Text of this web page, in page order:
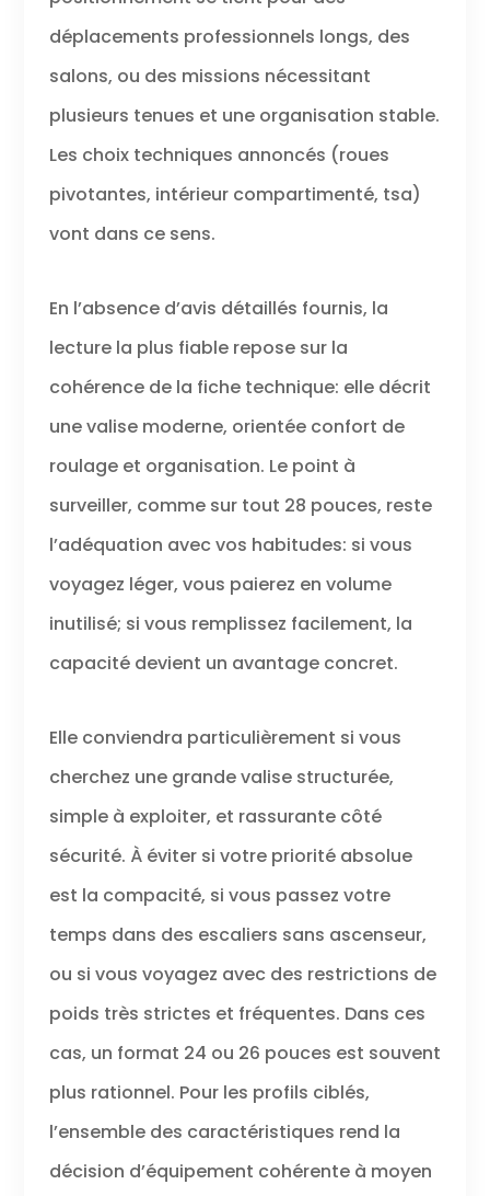
déplacements professionnels longs, des
salons, ou des missions nécessitant
plusieurs tenues et une organisation stable.
Les choix techniques annoncés (roues
pivotantes, intérieur compartimenté, tsa)
vont dans ce sens.
En l’absence d’avis détaillés fournis, la
lecture la plus fiable repose sur la
cohérence de la fiche technique: elle décrit
une valise moderne, orientée confort de
roulage et organisation. Le point à
surveiller, comme sur tout 28 pouces, reste
l’adéquation avec vos habitudes: si vous
voyagez léger, vous paierez en volume
inutilisé; si vous remplissez facilement, la
capacité devient un avantage concret.
Elle conviendra particulièrement si vous
cherchez une grande valise structurée,
simple à exploiter, et rassurante côté
sécurité. À éviter si votre priorité absolue
est la compacité, si vous passez votre
temps dans des escaliers sans ascenseur,
ou si vous voyagez avec des restrictions de
poids très strictes et fréquentes. Dans ces
cas, un format 24 ou 26 pouces est souvent
plus rationnel. Pour les profils ciblés,
l’ensemble des caractéristiques rend la
décision d’équipement cohérente à moyen